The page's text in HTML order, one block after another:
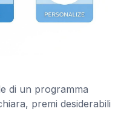
di un programma
premi desiderabili